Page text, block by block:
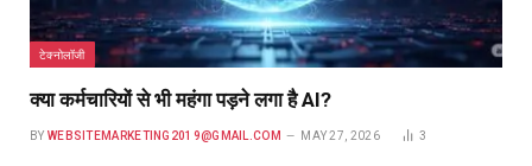
टेक्नोलॉजी
क्या कर्मचारियों से भी महंगा पड़ने लगा है AI?
BY WEBSITEMARKETING2019@GMAIL.COM MAY 27, 2026 3